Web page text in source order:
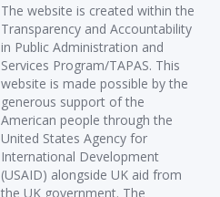
The website is created within the
Transparency and Accountability
in Public Administration and
Services Program/TAPAS. This
website is made possible by the
generous support of the
American people through the
United States Agency for
International Development
(USAID) alongside UK aid from
the UK government. The